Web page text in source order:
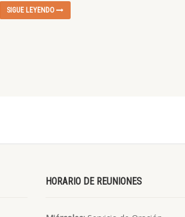
SIGUE LEYENDO
HORARIO DE REUNIONES